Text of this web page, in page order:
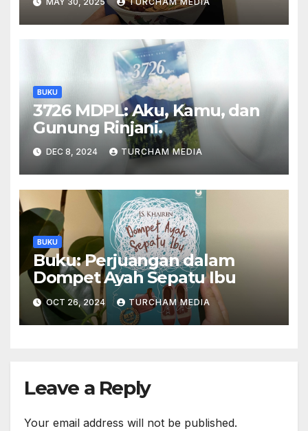
BUKU
3726 MDPL: Aku, Kamu, dan
Gunung Rinjani.
DEC 8, 2024 TURCHAM MEDIA
BUKU
Buku: Perjuangan dalam
Dompet Ayah Sepatu Ibu
OCT 26, 2024 TURCHAM MEDIA
Leave a Reply
Your email address will not be published.